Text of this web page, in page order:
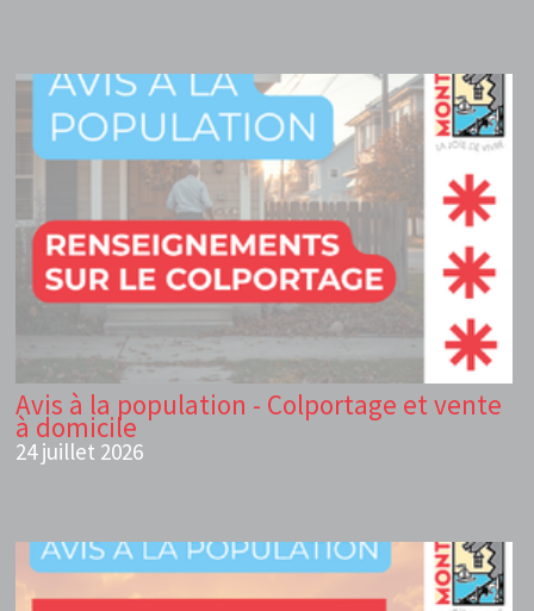
Avis à la population - Colportage et vente
à domicile
24 juillet 2026